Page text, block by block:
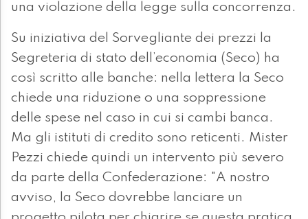
una violazione della legge sulla concorrenza.
Su iniziativa del Sorvegliante dei prezzi la
Segreteria di stato dell’economia (Seco) ha
così scritto alle banche: nella lettera la Seco
chiede una riduzione o una soppressione
delle spese nel caso in cui si cambi banca.
Ma gli istituti di credito sono reticenti. Mister
Pezzi chiede quindi un intervento più severo
da parte della Confederazione: "A nostro
avviso, la Seco dovrebbe lanciare un